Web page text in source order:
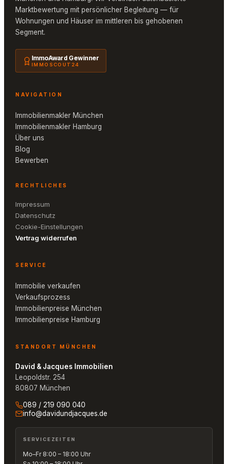
Marktbewertung mit persönlicher Begleitung — für
Wohnungen und Häuser im mittleren bis gehobenen
Segment.
ImmoAward Gewinner
IMMOSCOUT24
NAVIGATION
Immobilienmakler München
Immobilienmakler Hamburg
Über uns
Blog
Bewerben
RECHTLICHES
Impressum
Datenschutz
Cookie-Einstellungen
Vertrag widerrufen
SERVICE
Immobilie verkaufen
Verkaufsprozess
Immobilienpreise München
Immobilienpreise Hamburg
STANDORT MÜNCHEN
David & Jacques Immobilien
Leopoldstr. 254
80807 München
089 / 219 090 040
info@davidundjacques.de
SERVICEZEITEN
Mo–Fr 8:00 – 18:00 Uhr